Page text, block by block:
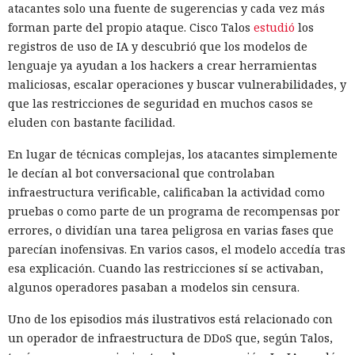
medidas propuestas está volver a limpiar el predictor
después de la interrupción. Para reducir el riesgo, conviene
instalar las actualizaciones del núcleo a medida que se
publiquen.
La mujer de tus sueños resultó
ser una IA: los chatbots invaden
las plataformas de citas y
buscan víctimas.
12:16 / 09.08.2026
Por $3.000 al mes, estafadores contratan en la nube una
plataforma "llave en mano" para estafar
atacantes solo una fuente de sugerencias y cada vez más
forman parte del propio ataque. Cisco Talos estudió los
registros de uso de IA y descubrió que los modelos de
lenguaje ya ayudan a los hackers a crear herramientas
maliciosas, escalar operaciones y buscar vulnerabilidades, y
que las restricciones de seguridad en muchos casos se
eluden con bastante facilidad.
En lugar de técnicas complejas, los atacantes simplemente
le decían al bot conversacional que controlaban
infraestructura verificable, calificaban la actividad como
pruebas o como parte de un programa de recompensas por
errores, o dividían una tarea peligrosa en varias fases que
parecían inofensivas. En varios casos, el modelo accedía tras
esa explicación. Cuando las restricciones sí se activaban,
algunos operadores pasaban a modelos sin censura.
Uno de los episodios más ilustrativos está relacionado con
un operador de infraestructura de DDoS que, según Talos,